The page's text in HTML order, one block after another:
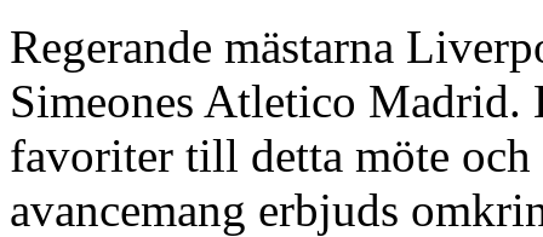
Regerande mästarna
Simeones Atletico
favoriter till detta möte
avancemang erbjuds